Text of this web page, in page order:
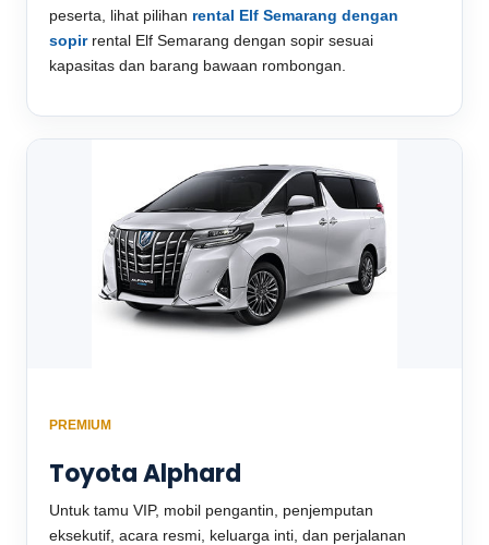
peserta, lihat pilihan rental Elf Semarang dengan
sopirrental Elf Semarang dengan sopir sesuai
kapasitas dan barang bawaan rombongan.
PREMIUM
Toyota Alphard
Untuk tamu VIP, mobil pengantin, penjemputan
eksekutif, acara resmi, keluarga inti, dan perjalanan